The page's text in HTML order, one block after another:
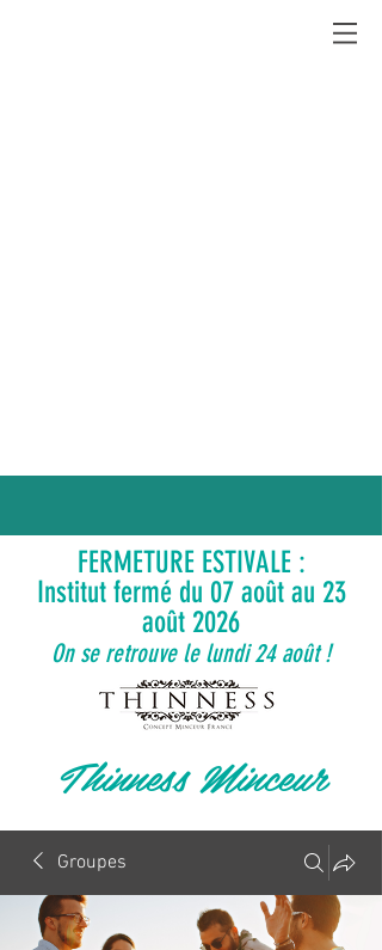
FERMETURE ESTIVALE :
Institut fermé du 07 août au 23
août 2026
On se retrouve le lundi 24 août !
Thinness Minceur
Groupes